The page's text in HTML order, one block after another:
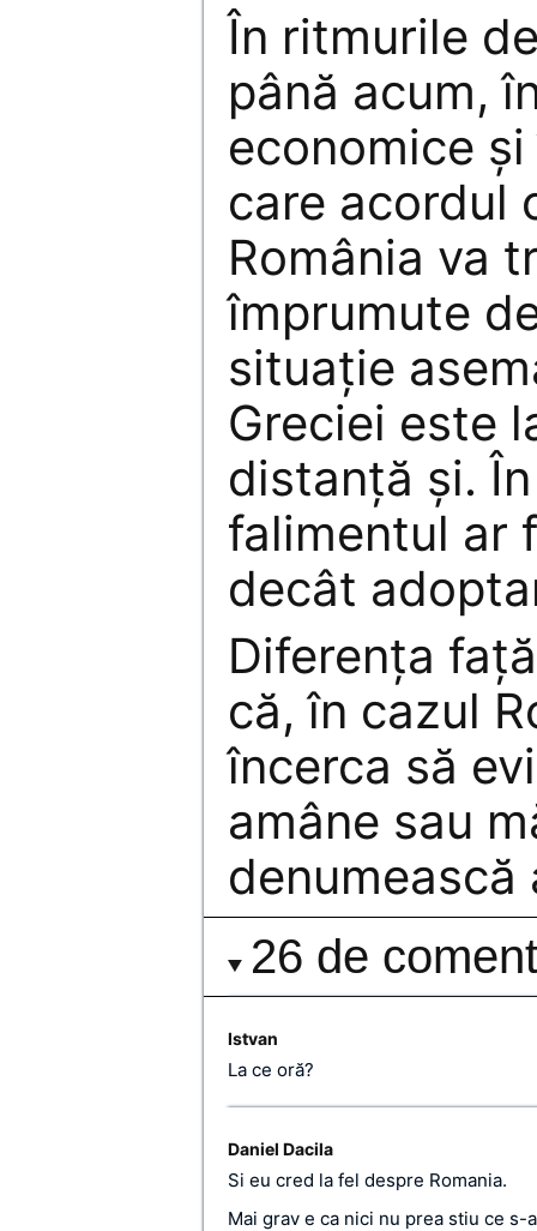
În ritmurile
până acum,
economice
care acordul
România va
împrumute
situaţie
Greciei este
distanţă şi.
falimentul ar
decât
Diferenţa
că, în cazul
încerca să
amâne sau
denumească
26 de
Istvan
La ce oră?
Daniel Dacila
Si eu cred la fel despre Romania.
Mai grav e ca nici nu prea stiu ce